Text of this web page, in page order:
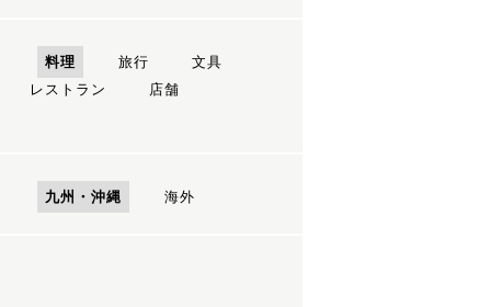
料理 旅行
文具
レストラン
店舗
九州・沖縄 海外